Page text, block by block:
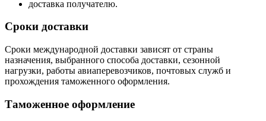
доставка получателю.
Сроки доставки
Сроки международной доставки зависят от страны
назначения, выбранного способа доставки, сезонной
нагрузки, работы авиаперевозчиков, почтовых служб и
прохождения таможенного оформления.
Таможенное оформление